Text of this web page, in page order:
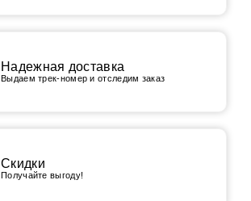
Надежная доставка
Выдаем трек-номер и отследим заказ
Скидки
Получайте выгоду!